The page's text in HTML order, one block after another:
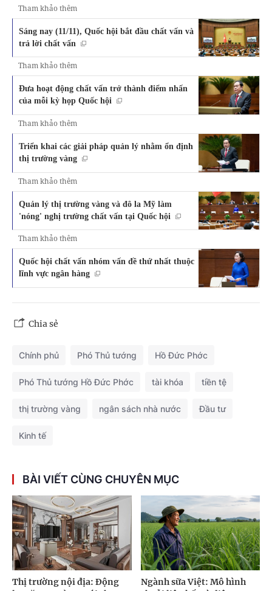
Tham khảo thêm
Sáng nay (11/11), Quốc hội bắt đầu chất vấn và
trả lời chất vấn
Tham khảo thêm
Đưa hoạt động chất vấn trở thành điểm nhấn
của mỗi kỳ họp Quốc hội
Tham khảo thêm
Triển khai các giải pháp quản lý nhằm ổn định
thị trường vàng
Tham khảo thêm
Quản lý thị trường vàng và đô la Mỹ làm
'nóng' nghị trường chất vấn tại Quốc hội
Tham khảo thêm
Quốc hội chất vấn nhóm vấn đề thứ nhất thuộc
lĩnh vực ngân hàng
Chia sẻ
Chính phủ Phó Thủ tướng Hồ Đức Phớc
Phó Thủ tướng Hồ Đức Phớc tài khóa tiền tệ
thị trường vàng ngân sách nhà nước Đầu tư
Kinh tế
BÀI VIẾT CÙNG CHUYÊN MỤC
Thị trường nội địa: Động
Ngành sữa Việt: Mô hình